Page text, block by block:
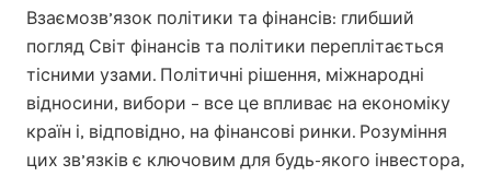
Взаємозв’язок політики та фінансів: глибший
погляд Світ фінансів та політики переплітається
тісними узами. Політичні рішення, міжнародні
відносини, вибори – все це впливає на економіку
країн і, відповідно, на фінансові ринки. Розуміння
цих зв’язків є ключовим для будь-якого інвестора,